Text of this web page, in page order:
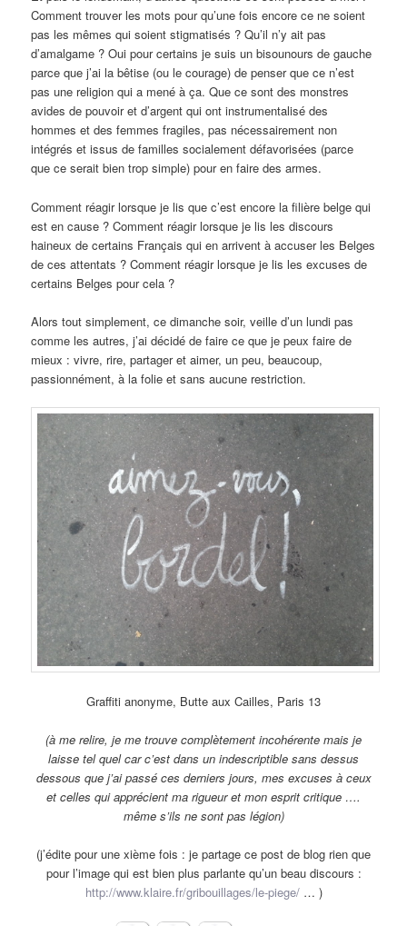
Comment trouver les mots pour qu’une fois encore ce ne soient
pas les mêmes qui soient stigmatisés ? Qu’il n’y ait pas
d’amalgame ? Oui pour certains je suis un bisounours de gauche
parce que j’ai la bêtise (ou le courage) de penser que ce n’est
pas une religion qui a mené à ça. Que ce sont des monstres
avides de pouvoir et d’argent qui ont instrumentalisé des
hommes et des femmes fragiles, pas nécessairement non
intégrés et issus de familles socialement défavorisées (parce
que ce serait bien trop simple) pour en faire des armes.
Comment réagir lorsque je lis que c’est encore la filière belge qui
est en cause ? Comment réagir lorsque je lis les discours
haineux de certains Français qui en arrivent à accuser les Belges
de ces attentats ? Comment réagir lorsque je lis les excuses de
certains Belges pour cela ?
Alors tout simplement, ce dimanche soir, veille d’un lundi pas
comme les autres, j’ai décidé de faire ce que je peux faire de
mieux : vivre, rire, partager et aimer, un peu, beaucoup,
passionnément, à la folie et sans aucune restriction.
Graffiti anonyme, Butte aux Cailles, Paris 13
(à me relire, je me trouve complètement incohérente mais je
laisse tel quel car c’est dans un indescriptible sans dessus
dessous que j’ai passé ces derniers jours, mes excuses à ceux
et celles qui apprécient ma rigueur et mon esprit critique ….
même s’ils ne sont pas légion)
(j’édite pour une xième fois : je partage ce post de blog rien que
pour l’image qui est bien plus parlante qu’un beau discours :
http://www.klaire.fr/gribouillages/le-piege/… )